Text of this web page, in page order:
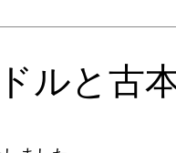
ルと古